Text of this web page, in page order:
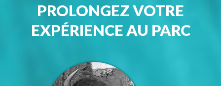
PROLONGEZ VOTRE
EXPÉRIENCE AU PARC